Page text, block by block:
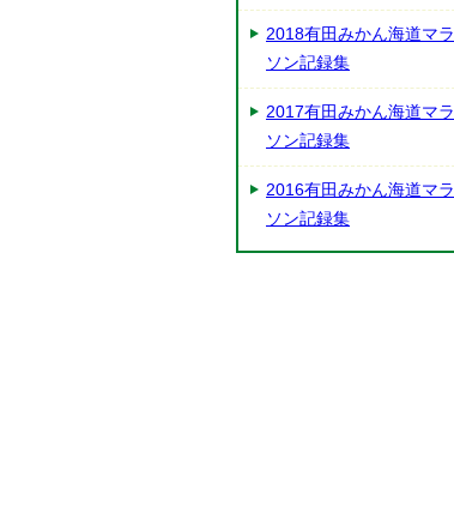
2018有田みかん海道マラ
ソン記録集
2017有田みかん海道マラ
ソン記録集
2016有田みかん海道マラ
ソン記録集